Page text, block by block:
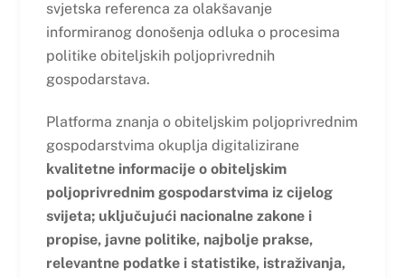
svjetska referenca za olakšavanje
informiranog donošenja odluka o procesima
politike obiteljskih poljoprivrednih
gospodarstava.
Platforma znanja o obiteljskim poljoprivrednim
gospodarstvima okuplja digitalizirane
kvalitetne informacije o obiteljskim
poljoprivrednim gospodarstvima iz cijelog
svijeta; uključujući nacionalne zakone i
propise, javne politike, najbolje prakse,
relevantne podatke i statistike, istraživanja,